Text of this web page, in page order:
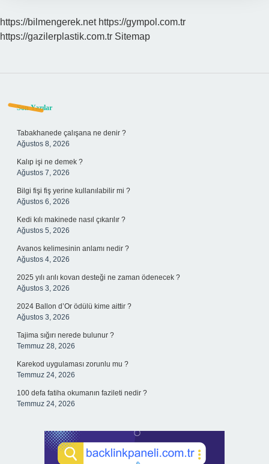
https://bilmengerek.net https://gympol.com.tr
https://gazilerplastik.com.tr Sitemap
Sidebar
Son Yazılar
Tabakhanede çalışana ne denir ?
Ağustos 8, 2026
Kalıp işi ne demek ?
Ağustos 7, 2026
Bilgi fişi fiş yerine kullanılabilir mi ?
Ağustos 6, 2026
Kedi kılı makinede nasıl çıkarılır ?
Ağustos 5, 2026
Avanos kelimesinin anlamı nedir ?
Ağustos 4, 2026
2025 yılı arılı kovan desteği ne zaman ödenecek ?
Ağustos 3, 2026
2024 Ballon d’Or ödülü kime aittir ?
Ağustos 3, 2026
Tajima sığırı nerede bulunur ?
Temmuz 28, 2026
Karekod uygulaması zorunlu mu ?
Temmuz 24, 2026
100 defa fatiha okumanın fazileti nedir ?
Temmuz 24, 2026